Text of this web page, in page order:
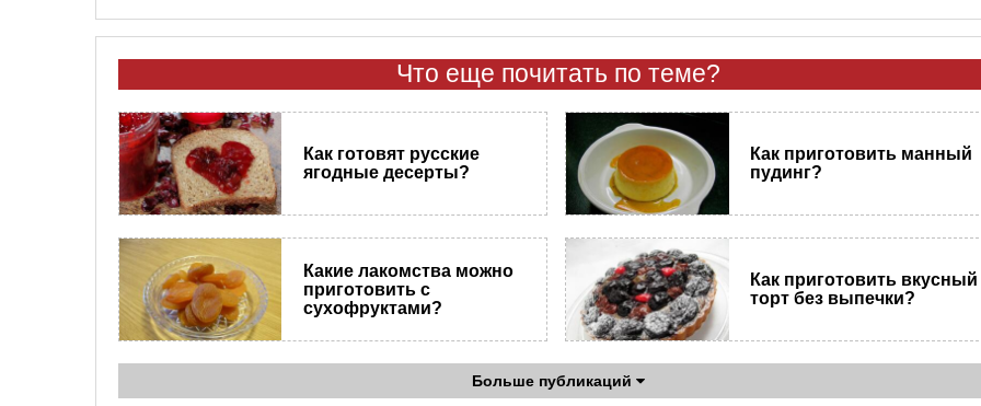
Что еще почитать по теме?
Как готовят русские
ягодные десерты?
Как приготовить манный
пудинг?
Какие лакомства можно
приготовить с
сухофруктами?
Как приготовить вкусный
торт без выпечки?
Больше публикаций